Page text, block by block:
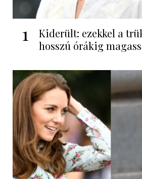
1
Kiderült: ezekkel a
hosszú órákig